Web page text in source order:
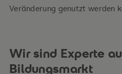
Veränderung genutzt werden
Wir sind Experte
Bildungsmarkt